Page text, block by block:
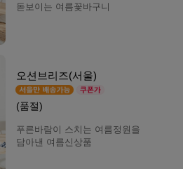
돋보이는 여름꽃바구니
오션브리즈(서울)
(품절)
푸른바람이 스치는 여름정원을
담아낸 여름신상품